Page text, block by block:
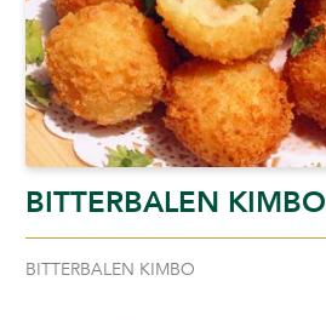
BITTERBALEN KIMBO
BITTERBALEN KIMBO